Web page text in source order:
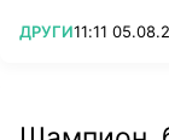
ПОВЕЧЕ ОТ
ДРУГИ11:11